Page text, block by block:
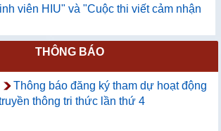
viên HIU" và "Cuộc thi viết cảm nhận
THÔNG BÁO
Thông báo đăng ký tham dự hoạt động
thông tri thức lần thứ 4